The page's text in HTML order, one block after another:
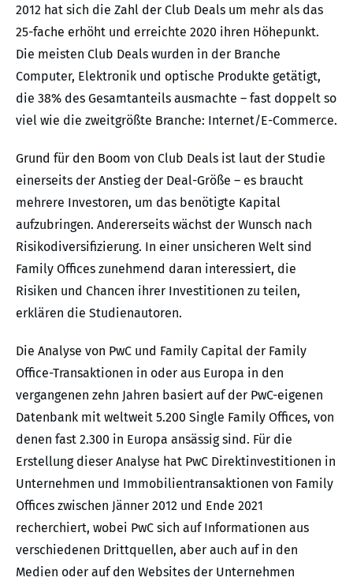
2012 hat sich die Zahl der Club Deals um mehr als das
25-fache erhöht und erreichte 2020 ihren Höhepunkt.
Die meisten Club Deals wurden in der Branche
Computer, Elektronik und optische Produkte getätigt,
die 38% des Gesamtanteils ausmachte – fast doppelt so
viel wie die zweitgrößte Branche: Internet/E-Commerce.
Grund für den Boom von Club Deals ist laut der Studie
einerseits der Anstieg der Deal-Größe – es braucht
mehrere Investoren, um das benötigte Kapital
aufzubringen. Andererseits wächst der Wunsch nach
Risikodiversifizierung. In einer unsicheren Welt sind
Family Offices zunehmend daran interessiert, die
Risiken und Chancen ihrer Investitionen zu teilen,
erklären die Studienautoren.
Die Analyse von PwC und Family Capital der Family
Office-Transaktionen in oder aus Europa in den
vergangenen zehn Jahren basiert auf der PwC-eigenen
Datenbank mit weltweit 5.200 Single Family Offices, von
denen fast 2.300 in Europa ansässig sind. Für die
Erstellung dieser Analyse hat PwC Direktinvestitionen in
Unternehmen und Immobilientransaktionen von Family
Offices zwischen Jänner 2012 und Ende 2021
recherchiert, wobei PwC sich auf Informationen aus
verschiedenen Drittquellen, aber auch auf in den
Medien oder auf den Websites der Unternehmen